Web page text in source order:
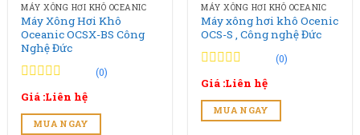
MÁY XÔNG HƠI KHÔ OCEANIC
Máy Xông Hơi Khô
Oceanic OCSX-BS Công
Nghệ Đức
trên
5
đánh
(0)
Giá :Liên hệ
MUA NGAY
MÁY XÔNG HƠI KHÔ OCEANIC
Máy xông hơi khô Ocenic
OCS-S , Công nghệ Đức
trên
5
đánh
(0)
Giá :Liên hệ
MUA NGAY